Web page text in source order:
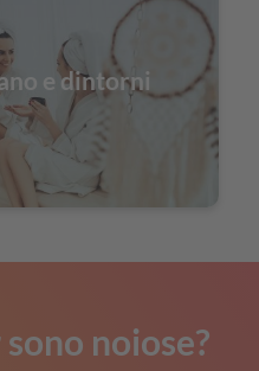
e dintorni
noiose?